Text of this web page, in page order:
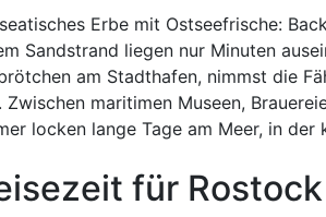
Erbe mit Ostseefrische:
Sandstrand liegen nur Minuten
am Stadthafen, nimmst die
Zwischen maritimen Museen,
locken lange Tage am Meer, in
für Rostock